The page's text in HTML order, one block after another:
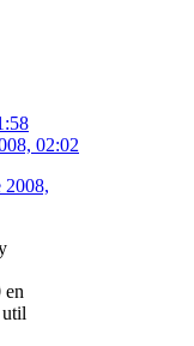
02:02
2008,
en
util